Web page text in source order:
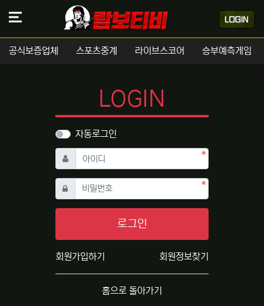
공식보증업체 스포츠중계 라이브스코어 승부예측게임
LOGIN
자동로그인
아이디 필수
비밀번호필수
로그인
회원가입하기 회원정보찾기
홈으로 돌아가기